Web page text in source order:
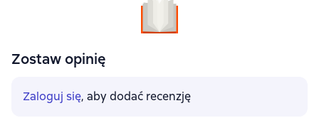
Zostaw opinię
Zaloguj się, aby dodać recenzję